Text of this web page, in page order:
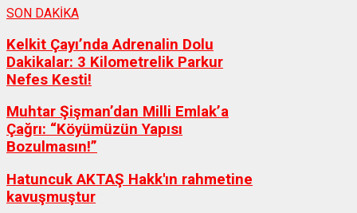
SON DAKİKA
Kelkit Çayı’nda Adrenalin Dolu
Dakikalar: 3 Kilometrelik Parkur
Nefes Kesti!
Muhtar Şişman’dan Milli Emlak’a
Çağrı: “Köyümüzün Yapısı
Bozulmasın!”
Hatuncuk AKTAŞ Hakk'ın rahmetine
kavuşmuştur